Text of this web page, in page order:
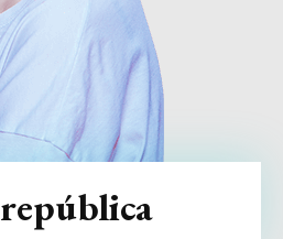
república